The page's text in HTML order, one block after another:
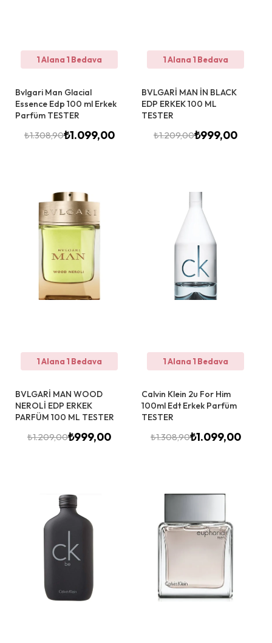
1 Alana 1 Bedava
Bvlgari Man Glacial
Essence Edp 100 ml Erkek
Parfüm TESTER
₺1.308,90₺1.099,00
1 Alana 1 Bedava
BVLGARİ MAN İN BLACK
EDP ERKEK 100 ML
TESTER
₺1.209,00₺999,00
1 Alana 1 Bedava
BVLGARİ MAN WOOD
NEROLİ EDP ERKEK
PARFÜM 100 ML TESTER
₺1.209,00₺999,00
1 Alana 1 Bedava
Calvin Klein 2u For Him
100ml Edt Erkek Parfüm
TESTER
₺1.308,90₺1.099,00